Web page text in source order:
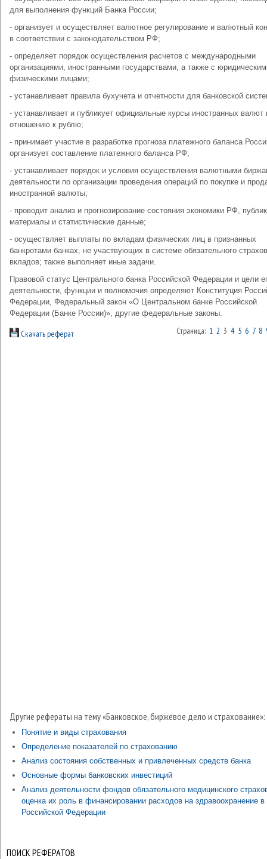
для выполнения функций Банка России;
- организует и осуществляет валютное регулирование и валютный
в соответствии с законодательством РФ;
- определяет порядок осуществления расчетов с международными
организациями, иностранными государствами, а также с
физическими лицами;
- устанавливает правила бухучета и отчетности для банковской
- устанавливает и публикует официальные курсы иностранных валют
отношению к рублю;
- принимает участие в разработке прогноза платежного баланса
организует составление платежного баланса РФ;
- устанавливает порядок и условия осуществления валютными
деятельности по организации проведения операций по покупке и
иностранной валюты;
- проводит анализ и прогнозирование состояния экономики РФ,
материалы и статистические данные;
- осуществляет выплаты по вкладам физических лиц в признанных
банкротами банках, не участвующих в системе обязательного
вкладов; также выполняет иные задачи.
Правовой статус Центрального банка Российской Федерации и цели
деятельности, функции и полномочия определяют Конституция
Федерации, Федеральный закон «О Центральном банке Российской
Федерации (Банке России)», другие федеральные законы.
Скачать реферат Страница: 1 2 3 4 5 6 7 8
Другие рефераты на тему «Банковское, биржевое дело и страхование»:
Понятие и виды страхования
Определение показателей по страхованию
Анализ состояния собственных и привлеченных средств банка
Основные формы банковских инвестиций
Анализ деятельности фондов обязательного медицинского
оценка их роль в финансировании расходов на здравоохранение в
Российской Федерации
ПОИСК РЕФЕРАТОВ